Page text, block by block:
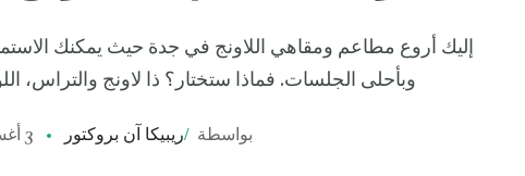
إليك أروع مطاعم ومقاهي اللاونج في جدة حيث يمكنك
وبأحلى الجلسات. فماذا ستختار؟ ذا لاونج والتراس،
بواسطة /ريبيكا آن بروكتور 3 أغسطس 26